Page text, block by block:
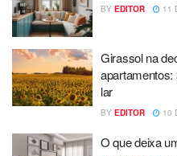
BY EDITOR 11
Girassol na
apartamentos:
lar
BY EDITOR 10
O que deixa